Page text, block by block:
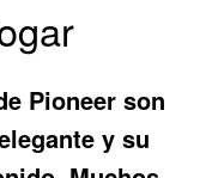
Pioneer son
y su